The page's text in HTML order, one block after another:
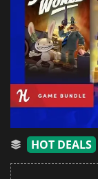
HOT DEALS